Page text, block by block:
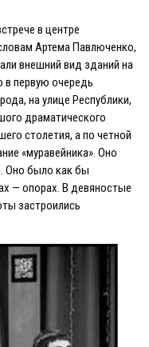
в центре
Артема Павлюченко,
внешний вид зданий на
в первую очередь
на улице Республики,
драматического
столетия, а по четной
«муравейника». Оно
Оно было как бы
— опорах. В девяностые
застроились